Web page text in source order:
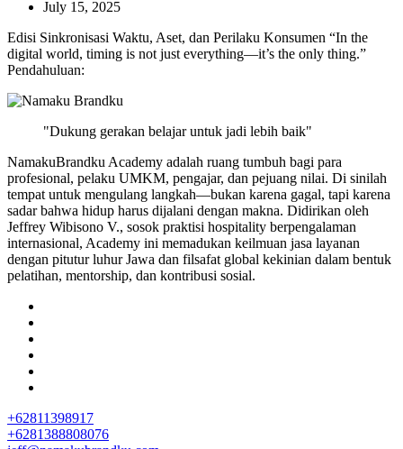
July 15, 2025
Edisi Sinkronisasi Waktu, Aset, dan Perilaku Konsumen “In the
digital world, timing is not just everything—it’s the only thing.”
Pendahuluan:
"Dukung gerakan belajar untuk jadi lebih baik"
NamakuBrandku Academy adalah ruang tumbuh bagi para
profesional, pelaku UMKM, pengajar, dan pejuang nilai. Di sinilah
tempat untuk mengulang langkah—bukan karena gagal, tapi karena
sadar bahwa hidup harus dijalani dengan makna. Didirikan oleh
Jeffrey Wibisono V., sosok praktisi hospitality berpengalaman
internasional, Academy ini memadukan keilmuan jasa layanan
dengan pitutur luhur Jawa dan filsafat global kekinian dalam bentuk
pelatihan, mentorship, dan kontribusi sosial.
+62811398917
+6281388808076